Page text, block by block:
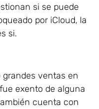
si se puede
por iCloud, la
si.
ventas en
exento de alguna
cuenta con